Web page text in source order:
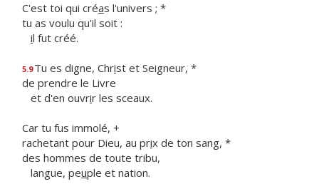
C'est toi qui créas l'univers ; *
tu as voulu qu'il soit :
il fut créé.
5.9 Tu es digne, Christ et Seigneur, *
de prendre le Livre
et d'en ouvrir les sceaux.
Car tu fus immolé, +
rachetant pour Dieu, au prix de ton sang, *
des hommes de toute tribu,
langue, peuple et nation.